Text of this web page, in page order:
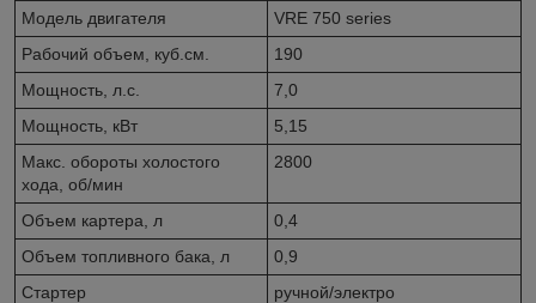
Модель двигателя
VRE 750 series
Рабочий объем, куб.см.
190
Мощность, л.с.
7,0
Мощность, кВт
5,15
Макс. обороты холостого
хода, об/мин
2800
Объем картера, л
0,4
Объем топливного бака, л
0,9
Стартер
ручной/электро